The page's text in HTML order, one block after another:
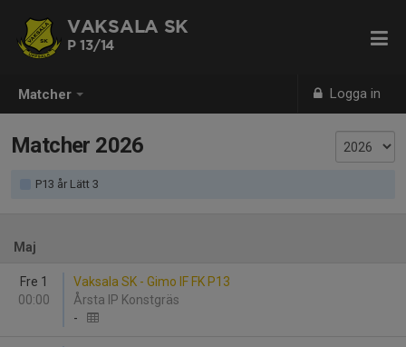
Matcher Logga in
VAKSALA SK
P 13/14
Matcher 2026
P13 år Lätt 3
Maj
Fre 1
00:00
Vaksala SK - Gimo IF FK P13
Årsta IP Konstgräs
-